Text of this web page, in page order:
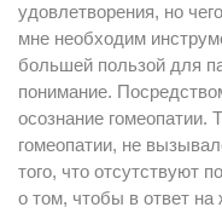
удовлетворения, но
мне необходим
большей пользой для
понимание.
осознание гомеопатии.
гомеопатии, не
того, что отсутствуют
о том, чтобы в ответ